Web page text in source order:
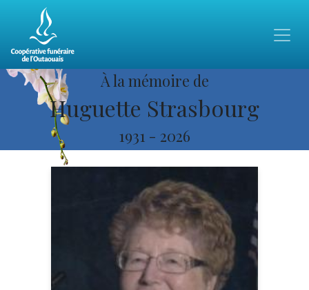
À la mémoire de
Huguette Strasbourg
1931 - 2026